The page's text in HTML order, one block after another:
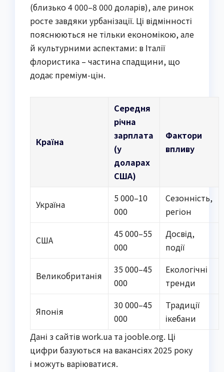
(близько 4 000–8 000 доларів), але ринок
росте завдяки урбанізації. Ці відмінності
пояснюються не тільки економікою, але
й культурними аспектами: в Італії
флористика – частина спадщини, що
додає преміум-цін.
Країна
Середня
річна
зарплата
(у
доларах
США)
Фактори
впливу
Україна
5 000–10
000
Сезонність,
регіон
США
45 000–55
000
Досвід,
події
Великобританія
35 000–45
000
Екологічні
тренди
Японія
30 000–45
000
Традиції
ікебани
Дані з сайтів work.ua та jooble.org. Ці
цифри базуються на вакансіях 2025 року
і можуть варіюватися.